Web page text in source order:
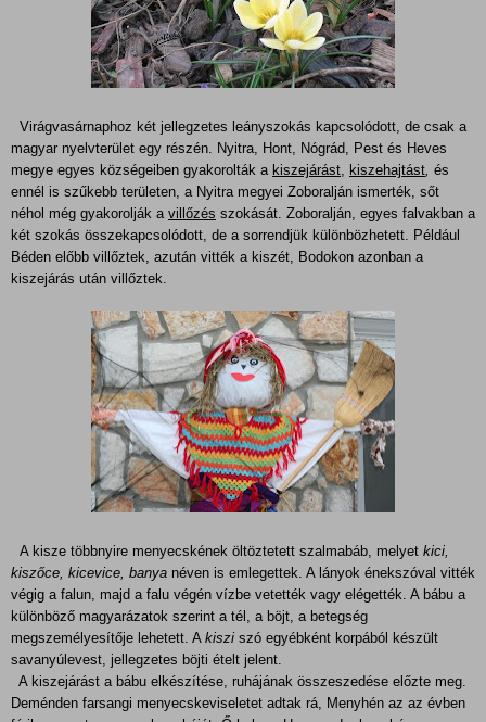
Virágvasárnaphoz két jellegzetes leányszokás kapcsolódott, de csak a
magyar nyelvterület egy részén. Nyitra, Hont, Nógrád, Pest és Heves
megye egyes községeiben gyakorolták a kiszejárást, kiszehajtást, és
ennél is szűkebb területen, a Nyitra megyei Zoboralján ismerték, sőt
néhol még gyakorolják a villőzés szokását. Zoboralján, egyes falvakban a
két szokás összekapcsolódott, de a sorrendjük különbözhetett. Például
Béden előbb villőztek, azután vitték a kiszét, Bodokon azonban a
kiszejárás után villőztek.
A kisze többnyire menyecskének öltöztetett szalmabáb, melyet kici,
kiszőce, kicevice, banya néven is emlegettek. A lányok énekszóval vitték
végig a falun, majd a falu végén vízbe vetették vagy elégették. A bábu a
különböző magyarázatok szerint a tél, a böjt, a betegség
megszemélyesítője lehetett. A kiszi szó egyébként korpából készült
savanyúlevest, jellegzetes böjti ételt jelent.
A kiszejárást a bábu elkészítése, ruhájának összeszedése előzte meg.
Deménden farsangi menyecskeviseletet adtak rá, Menyhén az az évben